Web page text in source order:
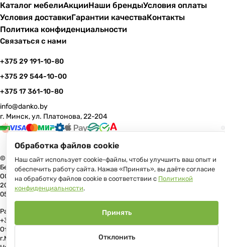
Каталог мебелиАкцииНаши брендыУсловия оплаты
Условия доставкиГарантии качестваКонтакты
Политика конфиденциальности
Связаться с нами
+375 29 191-10-80
+375 29 544-10-00
+375 17 361-10-80
info@danko.by
г. Минск, ул. Платонова, 22-204
© 2026 Данко Бай: качественная мебель с оперативной доставкой по
Беларуси
ООО «Гранд Парк», юр.адрес: 220005, Минск, ул. Платонова, 22, пом.
204 В торговом реестре с 17 июля 2013 г. Регистрация №191081534,
05.11.2008, Мингорисполком.
Рассмотрение обращений потребителей, телефон +375 (17) 361-10-80,
+375 (29) 191-10-80, +375 (29) 544-10-00, e-mail: info@danko.by
Отдел торговли и услуг Администрации Первомайского района
г.Минска: тел. +375(17)215-14-65, Начальник отдела: Жакович Юлия
Обработка файлов cookie
Наш сайт использует cookie-файлы, чтобы улучшить ваш опыт и
обеспечить работу сайта. Нажав «Принять», вы даёте согласие
на обработку файлов cookie в соответствии с Политикой
конфиденциальности.
Отклонить
Принять